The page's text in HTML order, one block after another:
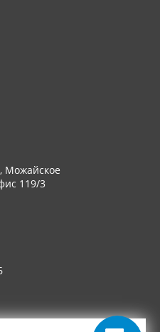
, Можайское
119/3